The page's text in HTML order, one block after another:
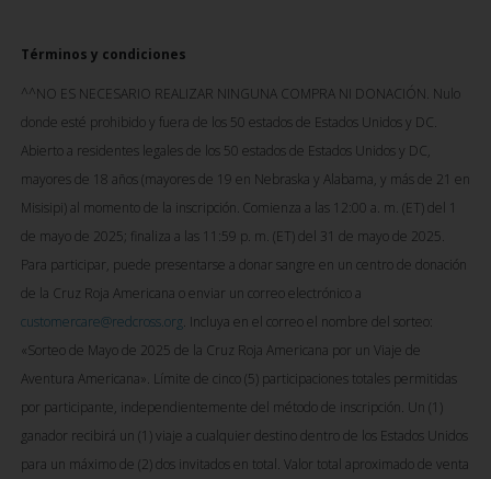
Términos y condiciones
^^NO ES NECESARIO REALIZAR NINGUNA COMPRA NI DONACIÓN. Nulo
donde esté prohibido y fuera de los 50 estados de Estados Unidos y DC.
Abierto a residentes legales de los 50 estados de Estados Unidos y DC,
mayores de 18 años (mayores de 19 en Nebraska y Alabama, y más de 21 en
Misisipi) al momento de la inscripción. Comienza a las 12:00 a. m. (ET) del 1
de mayo de 2025; finaliza a las 11:59 p. m. (ET) del 31 de mayo de 2025.
Para participar, puede presentarse a donar sangre en un centro de donación
de la Cruz Roja Americana o enviar un correo electrónico a
customercare@redcross.org. Incluya en el correo el nombre del sorteo:
«Sorteo de Mayo de 2025 de la Cruz Roja Americana por un Viaje de
Aventura Americana». Límite de cinco (5) participaciones totales permitidas
por participante, independientemente del método de inscripción. Un (1)
ganador recibirá un (1) viaje a cualquier destino dentro de los Estados Unidos
para un máximo de (2) dos invitados en total. Valor total aproximado de venta